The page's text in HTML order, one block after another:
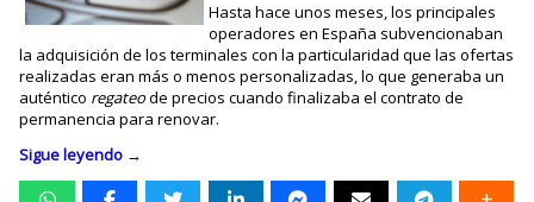
Hasta hace unos meses, los principales
operadores en España subvencionaban
la adquisición de los terminales con la particularidad que las ofertas
realizadas eran más o menos personalizadas, lo que generaba un
auténtico regateode precios cuando finalizaba el contrato de
permanencia para renovar.
Sigue leyendo →